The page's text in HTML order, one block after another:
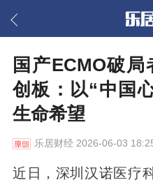
国产ECMO破
创板：以“中国
生命希望
乐居财经2026-06-03
近日，深圳汉诺医疗